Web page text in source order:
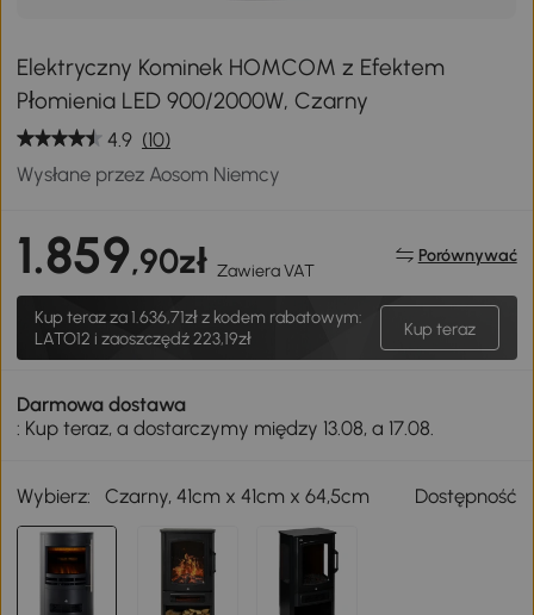
Elektryczny Kominek HOMCOM z Efektem
Płomienia LED 900/2000W, Czarny
4.9 (10)
Wysłane przez Aosom Niemcy
1.859,90zł Zawiera VAT
Porównywać
Kup teraz za1.636,71złz kodem rabatowym:
LATO12 i zaoszczędź 223,19zł
Kup teraz
Darmowa dostawa
: Kup teraz, a dostarczymy między 13.08, a 17.08.
Wybierz: Czarny, 41cm x 41cm x 64,5cm Dostępność